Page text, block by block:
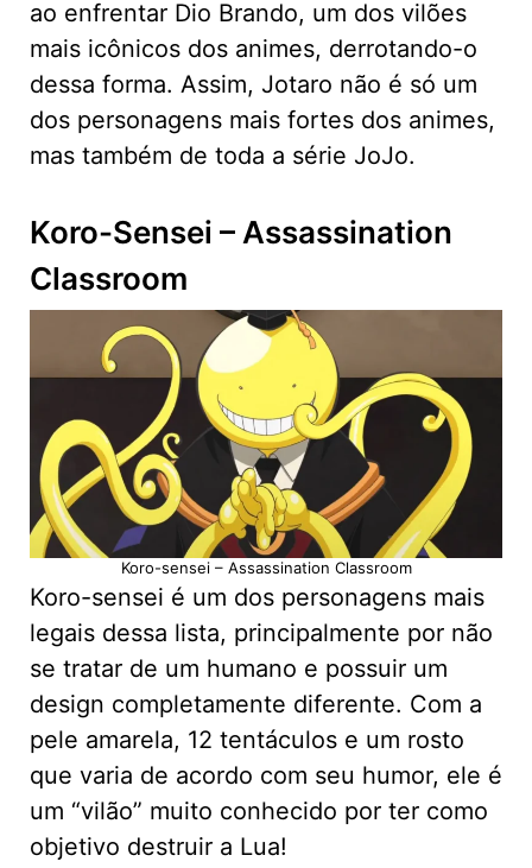
ao enfrentar Dio Brando, um dos vilões
mais icônicos dos animes, derrotando-o
dessa forma. Assim, Jotaro não é só um
dos personagens mais fortes dos animes,
mas também de toda a série JoJo.
Koro-Sensei – Assassination
Classroom
Koro-sensei – Assassination Classroom
Koro-sensei é um dos personagens mais
legais dessa lista, principalmente por não
se tratar de um humano e possuir um
design completamente diferente. Com a
pele amarela, 12 tentáculos e um rosto
que varia de acordo com seu humor, ele é
um “vilão” muito conhecido por ter como
objetivo destruir a Lua!